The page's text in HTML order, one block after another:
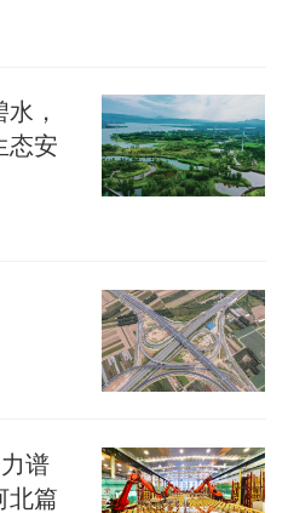
下来，市商务局还
多市民和游客走进夜
放时间和细则，可关
信公众号公告。
重要引擎，也是彰显
。近年来，石家庄大
建了一批特色商业街
“全城热练”等品牌活
拉动经济增长，对助
，
态安
谱
北篇